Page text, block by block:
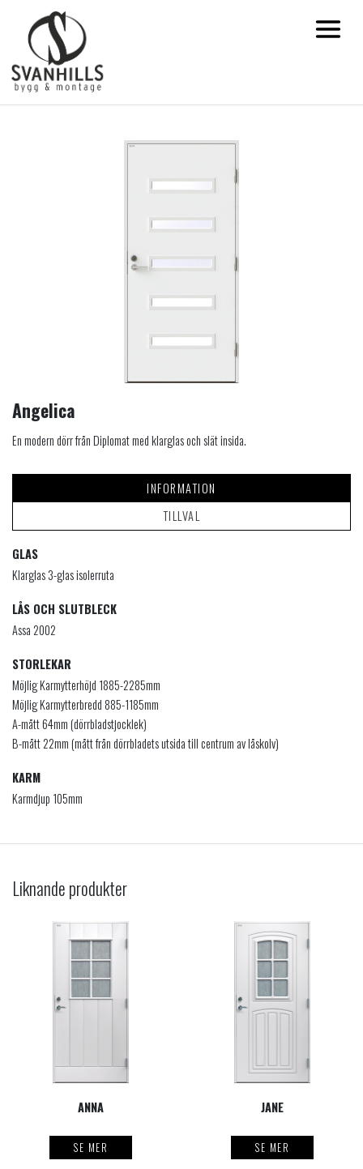
Angelica
En modern dörr från Diplomat med klarglas och slät insida.
INFORMATION
TILLVAL
GLAS
Klarglas 3-glas isolerruta
LÅS OCH SLUTBLECK
Assa 2002
STORLEKAR
Möjlig Karmytterhöjd 1885-2285mm
Möjlig Karmytterbredd 885-1185mm
A-mått 64mm (dörrbladstjocklek)
B-mått 22mm (mått från dörrbladets utsida till centrum av låskolv)
KARM
Karmdjup 105mm
Liknande produkter
ANNA
SE MER
JANE
SE MER